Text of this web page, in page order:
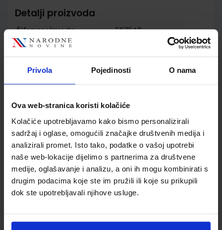
Privola Pojedinosti O nama
Ova web-stranica koristi kolačiće
Kolačiće upotrebljavamo kako bismo personalizirali
sadržaj i oglase, omogućili značajke društvenih medija i
analizirali promet. Isto tako, podatke o vašoj upotrebi
naše web-lokacije dijelimo s partnerima za društvene
medije, oglašavanje i analizu, a oni ih mogu kombinirati s
drugim podacima koje ste im pružili ili koje su prikupili
dok ste upotrebljavali njihove usluge.
Detalji proizvoda
Šifra proizvoda
567549
Jedinična mjera
Nakladnik
NAKLADA LJEVAK d.o.o.
Autor
Roberts Krantz Edwards
Vrsta školske knjige
UDŽBENIK
Vrsta škole
4 GIMNAZIJA+STRUKOVN
Nastavni predmet
ENGLESKI JEZIK
Reg br min
6740;7392